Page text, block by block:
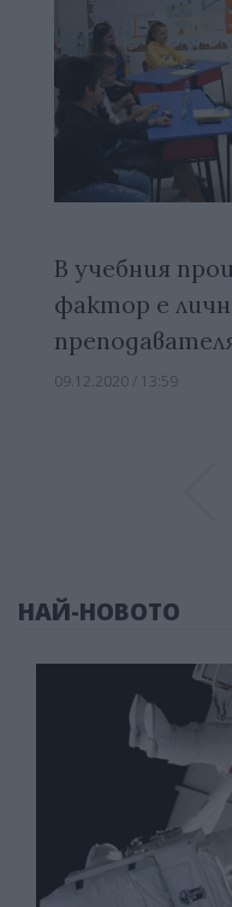
В учебния
фактор е
09.12.2020 / 13:59
НАЙ-НОВОТО